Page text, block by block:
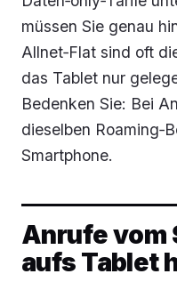
müssen Sie genau
Allnet‑Flat sind oft
das Tablet nur
Bedenken Sie: Bei
dieselben
Smartphone.
Anrufe vom
aufs Tablet